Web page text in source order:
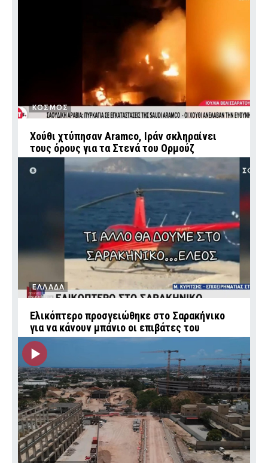
ΚΟΣΜΟΣ
Χούθι χτύπησαν Aramco, Ιράν σκληραίνει
τους όρους για τα Στενά του Ορμούζ
ΕΛΛΑΔΑ
Ελικόπτερο προσγειώθηκε στο Σαρακήνικο
για να κάνουν μπάνιο οι επιβάτες του